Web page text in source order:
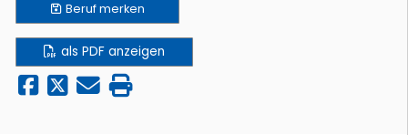
Berufmerken
als PDF anzeigen